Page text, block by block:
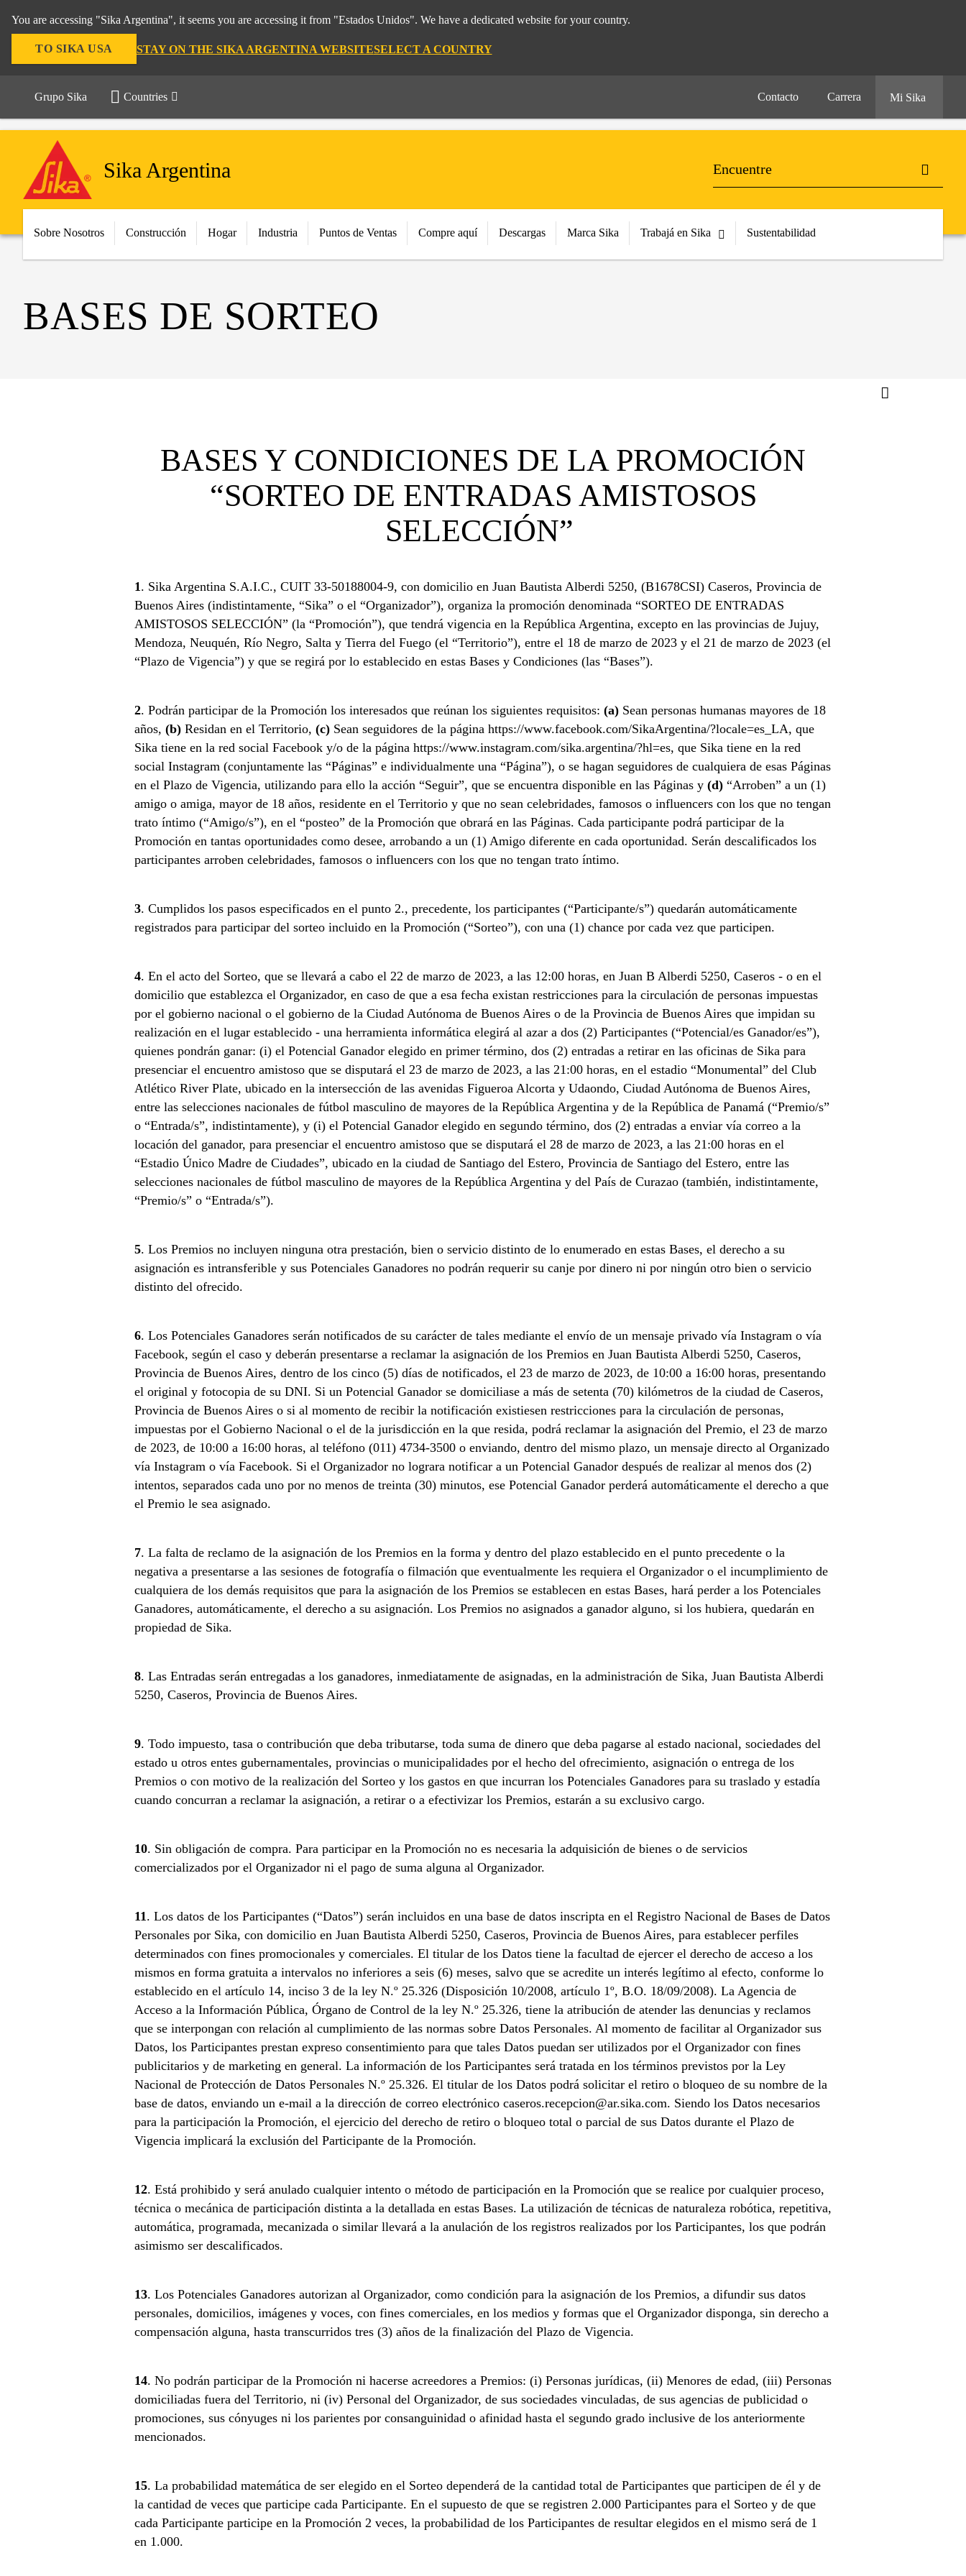
You are accessing "Sika Argentina", it seems you are accessing it from "Estados Unidos". We have a dedicated website for your country.
TO SIKA USA STAY ON THE SIKA ARGENTINA WEBSITESELECT A COUNTRY
Grupo Sika Countries Contacto Carrera Mi Sika
Sika Argentina
Sobre Nosotros Construcción Hogar Industria Puntos de Ventas Compre aquí Descargas Marca Sika Trabajá en Sika Sustentabilidad
BASES DE SORTEO
BASES Y CONDICIONES DE LA PROMOCIÓN
“SORTEO DE ENTRADAS AMISTOSOS
SELECCIÓN”
1. Sika Argentina S.A.I.C., CUIT 33-50188004-9, con domicilio en Juan Bautista Alberdi 5250, (B1678CSI) Caseros, Provincia de
Buenos Aires (indistintamente, “Sika” o el “Organizador”), organiza la promoción denominada “SORTEO DE ENTRADAS
AMISTOSOS SELECCIÓN” (la “Promoción”), que tendrá vigencia en la República Argentina, excepto en las provincias de Jujuy,
Mendoza, Neuquén, Río Negro, Salta y Tierra del Fuego (el “Territorio”), entre el 18 de marzo de 2023 y el 21 de marzo de 2023 (el
“Plazo de Vigencia”) y que se regirá por lo establecido en estas Bases y Condiciones (las “Bases”).
2. Podrán participar de la Promoción los interesados que reúnan los siguientes requisitos: (a) Sean personas humanas mayores de 18
años, (b) Residan en el Territorio, (c) Sean seguidores de la página https://www.facebook.com/SikaArgentina/?locale=es_LA, que
Sika tiene en la red social Facebook y/o de la página https://www.instagram.com/sika.argentina/?hl=es, que Sika tiene en la red
social Instagram (conjuntamente las “Páginas” e individualmente una “Página”), o se hagan seguidores de cualquiera de esas Páginas
en el Plazo de Vigencia, utilizando para ello la acción “Seguir”, que se encuentra disponible en las Páginas y (d) “Arroben” a un (1)
amigo o amiga, mayor de 18 años, residente en el Territorio y que no sean celebridades, famosos o influencers con los que no tengan
trato íntimo (“Amigo/s”), en el “posteo” de la Promoción que obrará en las Páginas. Cada participante podrá participar de la
Promoción en tantas oportunidades como desee, arrobando a un (1) Amigo diferente en cada oportunidad. Serán descalificados los
participantes arroben celebridades, famosos o influencers con los que no tengan trato íntimo.
3. Cumplidos los pasos especificados en el punto 2., precedente, los participantes (“Participante/s”) quedarán automáticamente
registrados para participar del sorteo incluido en la Promoción (“Sorteo”), con una (1) chance por cada vez que participen.
4. En el acto del Sorteo, que se llevará a cabo el 22 de marzo de 2023, a las 12:00 horas, en Juan B Alberdi 5250, Caseros - o en el
domicilio que establezca el Organizador, en caso de que a esa fecha existan restricciones para la circulación de personas impuestas
por el gobierno nacional o el gobierno de la Ciudad Autónoma de Buenos Aires o de la Provincia de Buenos Aires que impidan su
realización en el lugar establecido - una herramienta informática elegirá al azar a dos (2) Participantes (“Potencial/es Ganador/es”),
quienes pondrán ganar: (i) el Potencial Ganador elegido en primer término, dos (2) entradas a retirar en las oficinas de Sika para
presenciar el encuentro amistoso que se disputará el 23 de marzo de 2023, a las 21:00 horas, en el estadio “Monumental” del Club
Atlético River Plate, ubicado en la intersección de las avenidas Figueroa Alcorta y Udaondo, Ciudad Autónoma de Buenos Aires,
entre las selecciones nacionales de fútbol masculino de mayores de la República Argentina y de la República de Panamá (“Premio/s”
o “Entrada/s”, indistintamente), y (i) el Potencial Ganador elegido en segundo término, dos (2) entradas a enviar vía correo a la
locación del ganador, para presenciar el encuentro amistoso que se disputará el 28 de marzo de 2023, a las 21:00 horas en el
“Estadio Único Madre de Ciudades”, ubicado en la ciudad de Santiago del Estero, Provincia de Santiago del Estero, entre las
selecciones nacionales de fútbol masculino de mayores de la República Argentina y del País de Curazao (también, indistintamente,
“Premio/s” o “Entrada/s”).
5. Los Premios no incluyen ninguna otra prestación, bien o servicio distinto de lo enumerado en estas Bases, el derecho a su
asignación es intransferible y sus Potenciales Ganadores no podrán requerir su canje por dinero ni por ningún otro bien o servicio
distinto del ofrecido.
6. Los Potenciales Ganadores serán notificados de su carácter de tales mediante el envío de un mensaje privado vía Instagram o vía
Facebook, según el caso y deberán presentarse a reclamar la asignación de los Premios en Juan Bautista Alberdi 5250, Caseros,
Provincia de Buenos Aires, dentro de los cinco (5) días de notificados, el 23 de marzo de 2023, de 10:00 a 16:00 horas, presentando
el original y fotocopia de su DNI. Si un Potencial Ganador se domiciliase a más de setenta (70) kilómetros de la ciudad de Caseros,
Provincia de Buenos Aires o si al momento de recibir la notificación existiesen restricciones para la circulación de personas,
impuestas por el Gobierno Nacional o el de la jurisdicción en la que resida, podrá reclamar la asignación del Premio, el 23 de marzo
de 2023, de 10:00 a 16:00 horas, al teléfono (011) 4734-3500 o enviando, dentro del mismo plazo, un mensaje directo al Organizado
vía Instagram o vía Facebook. Si el Organizador no lograra notificar a un Potencial Ganador después de realizar al menos dos (2)
intentos, separados cada uno por no menos de treinta (30) minutos, ese Potencial Ganador perderá automáticamente el derecho a que
el Premio le sea asignado.
7. La falta de reclamo de la asignación de los Premios en la forma y dentro del plazo establecido en el punto precedente o la
negativa a presentarse a las sesiones de fotografía o filmación que eventualmente les requiera el Organizador o el incumplimiento de
cualquiera de los demás requisitos que para la asignación de los Premios se establecen en estas Bases, hará perder a los Potenciales
Ganadores, automáticamente, el derecho a su asignación. Los Premios no asignados a ganador alguno, si los hubiera, quedarán en
propiedad de Sika.
8. Las Entradas serán entregadas a los ganadores, inmediatamente de asignadas, en la administración de Sika, Juan Bautista Alberdi
5250, Caseros, Provincia de Buenos Aires.
9. Todo impuesto, tasa o contribución que deba tributarse, toda suma de dinero que deba pagarse al estado nacional, sociedades del
estado u otros entes gubernamentales, provincias o municipalidades por el hecho del ofrecimiento, asignación o entrega de los
Premios o con motivo de la realización del Sorteo y los gastos en que incurran los Potenciales Ganadores para su traslado y estadía
cuando concurran a reclamar la asignación, a retirar o a efectivizar los Premios, estarán a su exclusivo cargo.
10. Sin obligación de compra. Para participar en la Promoción no es necesaria la adquisición de bienes o de servicios
comercializados por el Organizador ni el pago de suma alguna al Organizador.
11. Los datos de los Participantes (“Datos”) serán incluidos en una base de datos inscripta en el Registro Nacional de Bases de Datos
Personales por Sika, con domicilio en Juan Bautista Alberdi 5250, Caseros, Provincia de Buenos Aires, para establecer perfiles
determinados con fines promocionales y comerciales. El titular de los Datos tiene la facultad de ejercer el derecho de acceso a los
mismos en forma gratuita a intervalos no inferiores a seis (6) meses, salvo que se acredite un interés legítimo al efecto, conforme lo
establecido en el artículo 14, inciso 3 de la ley N.º 25.326 (Disposición 10/2008, artículo 1º, B.O. 18/09/2008). La Agencia de
Acceso a la Información Pública, Órgano de Control de la ley N.º 25.326, tiene la atribución de atender las denuncias y reclamos
que se interpongan con relación al cumplimiento de las normas sobre Datos Personales. Al momento de facilitar al Organizador sus
Datos, los Participantes prestan expreso consentimiento para que tales Datos puedan ser utilizados por el Organizador con fines
publicitarios y de marketing en general. La información de los Participantes será tratada en los términos previstos por la Ley
Nacional de Protección de Datos Personales N.º 25.326. El titular de los Datos podrá solicitar el retiro o bloqueo de su nombre de la
base de datos, enviando un e-mail a la dirección de correo electrónico caseros.recepcion@ar.sika.com. Siendo los Datos necesarios
para la participación la Promoción, el ejercicio del derecho de retiro o bloqueo total o parcial de sus Datos durante el Plazo de
Vigencia implicará la exclusión del Participante de la Promoción.
12. Está prohibido y será anulado cualquier intento o método de participación en la Promoción que se realice por cualquier proceso,
técnica o mecánica de participación distinta a la detallada en estas Bases. La utilización de técnicas de naturaleza robótica, repetitiva,
automática, programada, mecanizada o similar llevará a la anulación de los registros realizados por los Participantes, los que podrán
asimismo ser descalificados.
13. Los Potenciales Ganadores autorizan al Organizador, como condición para la asignación de los Premios, a difundir sus datos
personales, domicilios, imágenes y voces, con fines comerciales, en los medios y formas que el Organizador disponga, sin derecho a
compensación alguna, hasta transcurridos tres (3) años de la finalización del Plazo de Vigencia.
14. No podrán participar de la Promoción ni hacerse acreedores a Premios: (i) Personas jurídicas, (ii) Menores de edad, (iii) Personas
domiciliadas fuera del Territorio, ni (iv) Personal del Organizador, de sus sociedades vinculadas, de sus agencias de publicidad o
promociones, sus cónyuges ni los parientes por consanguinidad o afinidad hasta el segundo grado inclusive de los anteriormente
mencionados.
15. La probabilidad matemática de ser elegido en el Sorteo dependerá de la cantidad total de Participantes que participen de él y de
la cantidad de veces que participe cada Participante. En el supuesto de que se registren 2.000 Participantes para el Sorteo y de que
cada Participante participe en la Promoción 2 veces, la probabilidad de los Participantes de resultar elegidos en el mismo será de 1
en 1.000.